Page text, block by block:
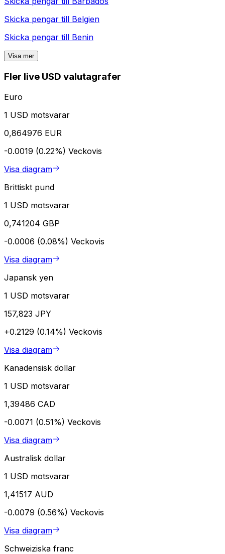
Skicka pengar till Belgien
Skicka pengar till Benin
Visa mer
Fler live USD valutagrafer
Euro
1 USD motsvarar
0,864976 EUR
-0.0019 (0.22%) Veckovis
Visa diagram
Brittiskt pund
1 USD motsvarar
0,741204 GBP
-0.0006 (0.08%) Veckovis
Visa diagram
Japansk yen
1 USD motsvarar
157,823 JPY
+0.2129 (0.14%) Veckovis
Visa diagram
Kanadensisk dollar
1 USD motsvarar
1,39486 CAD
-0.0071 (0.51%) Veckovis
Visa diagram
Australisk dollar
1 USD motsvarar
1,41517 AUD
-0.0079 (0.56%) Veckovis
Visa diagram
Schweiziska franc